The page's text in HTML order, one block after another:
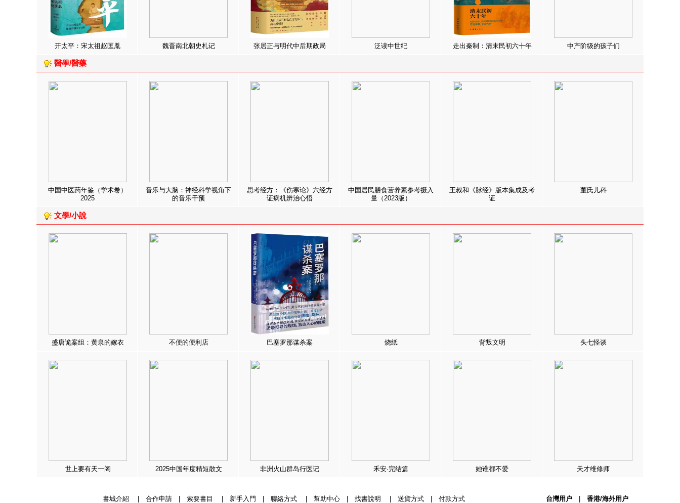
开太平：宋太祖赵匡胤 魏晋南北朝史札记 张居正与明代中后期政局 泛读中世纪 走出秦制：清末民初六十年 中产阶级的孩子们
醫學/醫藥
中国中医药年鉴（学术卷）
2025
音乐与大脑：神经科学视角下
的音乐干预
思考经方：《伤寒论》六经方
证病机辨治心悟
中国居民膳食营养素参考摄入
量（2023版）
王叔和《脉经》版本集成及考
证
董氏儿科
文學/小說
盛唐诡案组：黄泉的嫁衣 不便的便利店 巴塞罗那谋杀案 烧纸 背叛文明 头七怪谈
世上要有天一阁 2025中国年度精短散文 非洲火山群岛行医记 禾安·完结篇 她谁都不爱 天才维修师
書城介紹 合作申請| 索要書目 新手入門 聯絡方式| 幫助中心| 找書說明 送貨方式| 付款方式 台灣用户 香港/海外用户